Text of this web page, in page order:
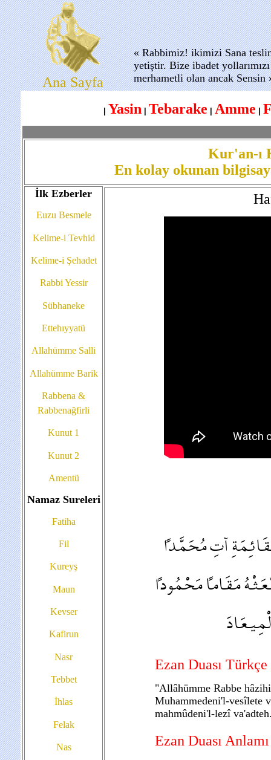
Ana Sayfa
« Rabbimiz! ikimizi Sana
yetiştir. Bize ibadet
merhametli olan ancak Sensin
Yasin| Tebarake Amme
Kur'an-ı
En kolay okunan
İlk Ezberler
Euzu Besmele
Kelime-i Tevhid
Kelime-i Şehadet
Rabbi Yessir
Sübhaneke
Ettehıyyatü
Allahümme Salli
Allahümme Barik
Rabbena &
Rabbenağfirli
Kunut 1
Kunut 2
Amentü
Namaz Sureleri
Fatiha
Fil
Kureyş
Maun
Kevser
Kafirun
Nasr
Tebbet
İhlas
Felak
Nas
آتِ مُحَمَّداً
مَقَاماً مَحْمُوداً
Ezan Duası
"Allâhümme Rabbe
Muhammedeni'l-vesîlete
mahmûdeni'l-lezî
Ezan Duası Anlamı